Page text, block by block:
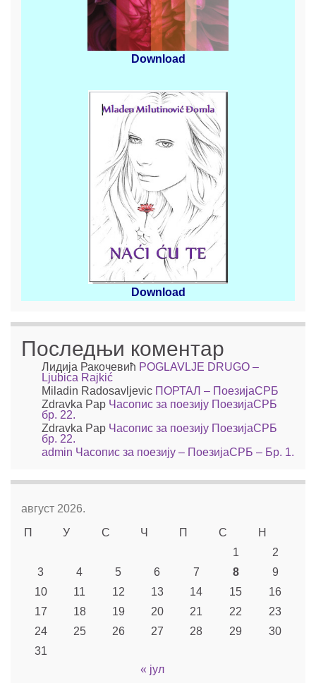
Download
Download
Последњи коментар
Лидија Ракочевић POGLAVLJE DRUGO –
Ljubica Rajkić
Miladin Radosavljevic ПОРТАЛ – ПоезијаСРБ
Zdravka Pap Часопис за поезију ПоезијаСРБ
бр. 22.
Zdravka Pap Часопис за поезију ПоезијаСРБ
бр. 22.
admin Часопис за поезију – ПоезијаСРБ – Бр. 1.
август 2026.
П
У С Ч П С
Н
1
2
3
4 5 6 7 8
9
10
11 12 13 14 15
16
17
18 19 20 21 22
23
24
25 26 27 28 29
30
31
« јул